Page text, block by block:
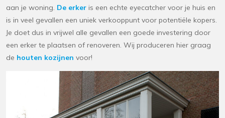
aan je woning. De erker is een echte eyecatcher voor je huis en
is in veel gevallen een uniek verkooppunt voor potentiële kopers.
Je doet dus in vrijwel alle gevallen een goede investering door
een erker te plaatsen of renoveren. Wij produceren hier graag
de houten kozijnen voor!